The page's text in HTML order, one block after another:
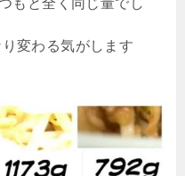
変わる気がします